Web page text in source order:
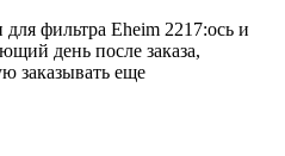
фильтра Eheim 2217:ось и
день после заказа,
заказывать еще